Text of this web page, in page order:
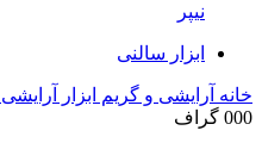
نیپر
ابزار سالنی
خانه آرایشی و گریم ابزار آرایشی
000 گراف